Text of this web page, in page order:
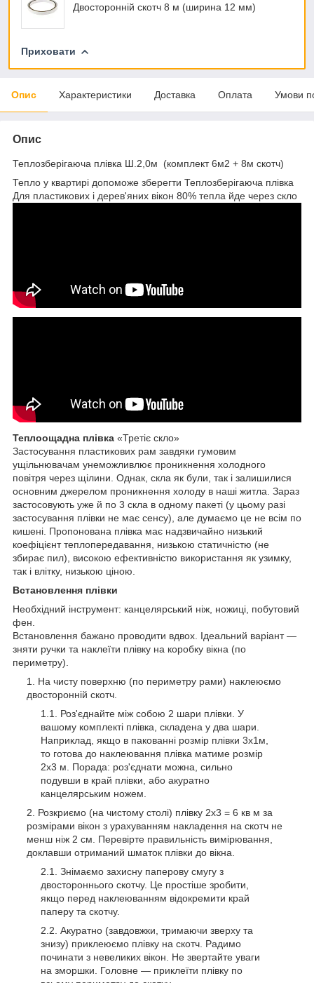
Двосторонній скотч 8 м (ширина 12 мм)
Приховати
Опис Характеристики Доставка Оплата Умови
Опис
Теплозберігаюча плівка Ш.2,0м (комплект 6м2 + 8м скотч)
Тепло у квартирі допоможе зберегти Теплозберігаюча плівка
Для пластикових і дерев'яних вікон 80% тепла йде через скло
Теплоощадна плівка «Третіє скло»
Застосування пластикових рам завдяки гумовим
ущільнювачам унеможливлює проникнення холодного
повітря через щілини. Однак, скла як були, так і залишилися
основним джерелом проникнення холоду в наші житла. Зараз
застосовують уже й по 3 скла в одному пакеті (у цьому разі
застосування плівки не має сенсу), але думаємо це не всім по
кишені. Пропонована плівка має надзвичайно низький
коефіцієнт теплопередавання, низькою статичністю (не
збирає пил), високою ефективністю використання як узимку,
так і влітку, низькою ціною.
Встановлення плівки
Необхідний інструмент: канцелярський ніж, ножиці, побутовий
фен.
Встановлення бажано проводити вдвох. Ідеальний варіант —
зняти ручки та наклеїти плівку на коробку вікна (по
периметру).
На чисту поверхню (по периметру рами) наклеюємо
двосторонній скотч.
Роз'єднайте між собою 2 шари плівки. У
вашому комплекті плівка, складена у два шари.
Наприклад, якщо в пакованні розмір плівки 3х1м,
то готова до наклеювання плівка матиме розмір
2х3 м. Порада: роз'єднати можна, сильно
подувши в край плівки, або акуратно
канцелярським ножем.
Розкриємо (на чистому столі) плівку 2х3 = 6 кв м за
розмірами вікон з урахуванням накладення на скотч не
менш ніж 2 см. Перевірте правильність вимірювання,
доклавши отриманий шматок плівки до вікна.
Знімаємо захисну паперову смугу з
двостороннього скотчу. Це простіше зробити,
якщо перед наклеюванням відокремити край
паперу та скотчу.
Акуратно (завдовжки, тримаючи зверху та
знизу) приклеюємо плівку на скотч. Радимо
починати з невеликих вікон. Не звертайте уваги
на зморшки. Головне — приклеїти плівку по